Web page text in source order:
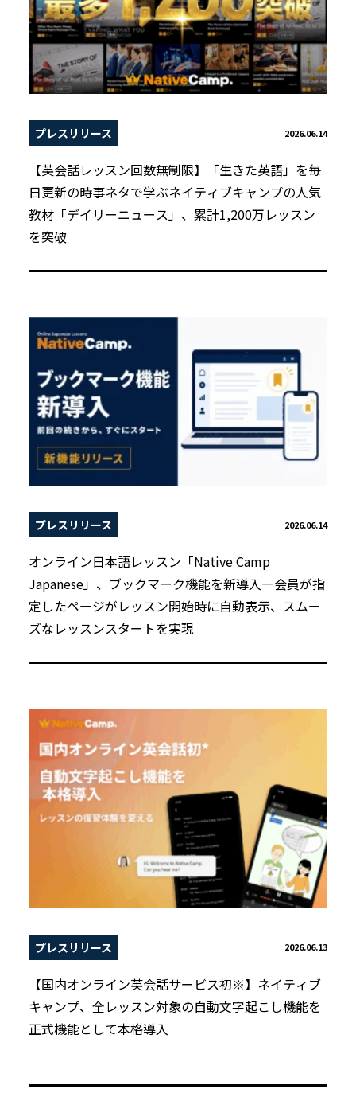
プレスリリース 2026.06.14
【英会話レッスン回数無制限】「生きた英語」を毎
日更新の時事ネタで学ぶネイティブキャンプの人気
教材「デイリーニュース」、累計1,200万レッスン
を突破
プレスリリース 2026.06.14
オンライン日本語レッスン「Native Camp
Japanese」、ブックマーク機能を新導入―会員が指
定したページがレッスン開始時に自動表示、スムー
ズなレッスンスタートを実現
プレスリリース 2026.06.13
【国内オンライン英会話サービス初※】ネイティブ
キャンプ、全レッスン対象の自動文字起こし機能を
正式機能として本格導入